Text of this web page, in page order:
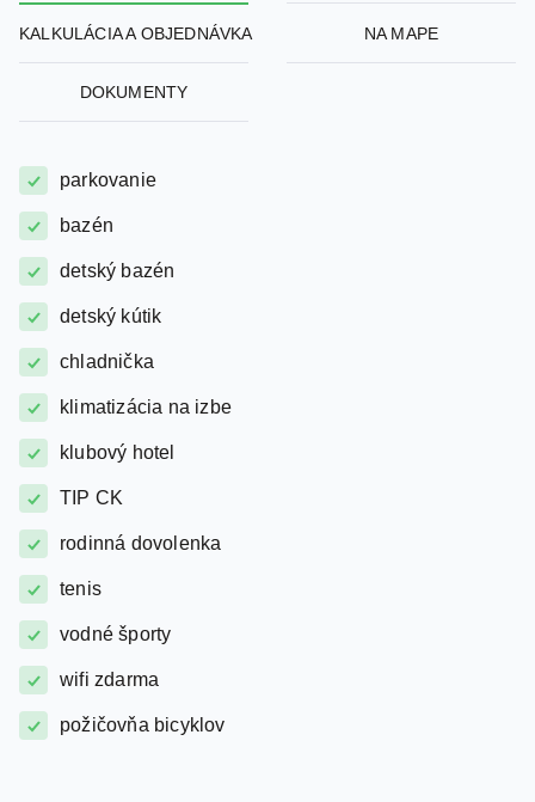
DOKUMENTY
bazén
detský bazén
detský kútik
chladnička
klimatizácia na izbe
klubový hotel
TIP CK
rodinná dovolenka
tenis
vodné športy
wifi zdarma
požičovňa bicyklov